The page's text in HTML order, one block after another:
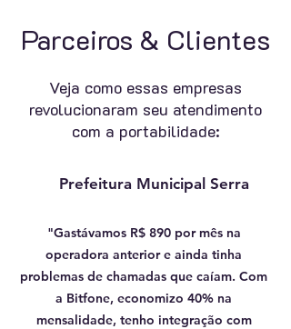
Parceiros & Clientes
Veja como essas empresas
revolucionaram seu atendimento
com a portabilidade:
Prefeitura Municipal Serra
"Gastávamos R$ 890 por mês na
operadora anterior e ainda tinha
problemas de chamadas que caíam. Com
a Bitfone, economizo 40% na
mensalidade, tenho integração com